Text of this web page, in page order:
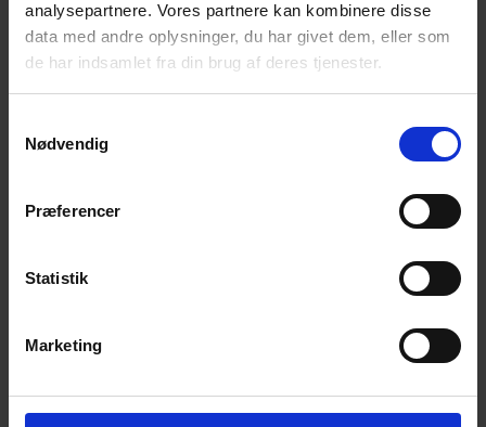
analysepartnere. Vores partnere kan kombinere disse
data med andre oplysninger, du har givet dem, eller som
de har indsamlet fra din brug af deres tjenester.
Nødvendig
Præferencer
Statistik
Marketing
med en kop kaffe / the i Frivilligcenteret.
Skulle vejret evt. være for dårligt til at gå tur i skoven,
Du må gerne tage en ven med, hvis du har behov for
Det der tales om er i fortrolighed mellem deltagerne.
Ole Specht Jensen, Mobil: 6133 6022,